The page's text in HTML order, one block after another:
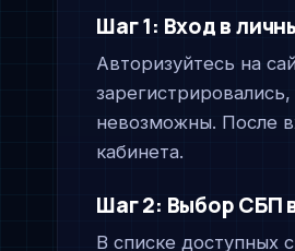
Шаг 1: Вход в
Авторизуйтесь на
невозможны. После
кабинета.
Шаг 2: Выбор СБП
В списке доступных